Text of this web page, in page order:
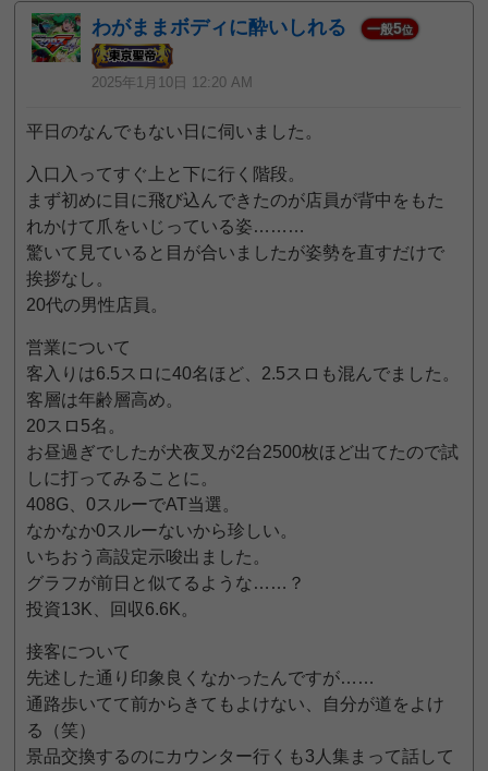
わがままボディに酔いしれる 一般5位
2025年1月10日 12:20 AM
平日のなんでもない日に伺いました。
入口入ってすぐ上と下に行く階段。
まず初めに目に飛び込んできたのが店員が背中をもた
れかけて爪をいじっている姿………
驚いて見ていると目が合いましたが姿勢を直すだけで
挨拶なし。
20代の男性店員。
営業について
客入りは6.5スロに40名ほど、2.5スロも混んでました。
客層は年齢層高め。
20スロ5名。
お昼過ぎでしたが犬夜叉が2台2500枚ほど出てたので試
しに打ってみることに。
408G、0スルーでAT当選。
なかなか0スルーないから珍しい。
いちおう高設定示唆出ました。
グラフが前日と似てるような……？
投資13K、回収6.6K。
接客について
先述した通り印象良くなかったんですが……
通路歩いてて前からきてもよけない、自分が道をよけ
る（笑）
景品交換するのにカウンター行くも3人集まって話して